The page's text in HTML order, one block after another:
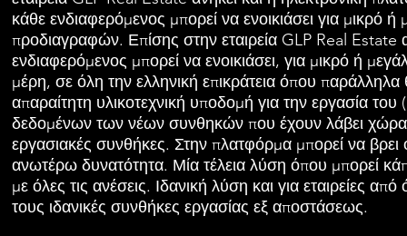
κάθε ενδιαφερόμενος μπορεί να ενοικιάσει για
προδιαγραφών. Επίσης στην εταιρεία GLP Real Estate
ενδιαφερόμενος μπορεί να ενοικιάσει, για μικρό ή
μέρη, σε όλη την ελληνική επικράτεια όπου
απαραίτητη υλικοτεχνική υποδομή για την εργασία
δεδομένων των νέων συνθηκών που έχουν λάβει χώρα
εργασιακές συνθήκες. Στην πλατφόρμα μπορεί να
ανωτέρω δυνατότητα. Μία τέλεια λύση όπου μπορεί
με όλες τις ανέσεις. Ιδανική λύση και για
τους ιδανικές συνθήκες εργασίας εξ αποστάσεως.